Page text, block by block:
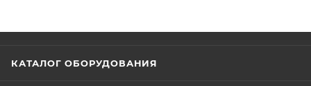
КАТАЛОГ ОБОРУДОВАНИЯ